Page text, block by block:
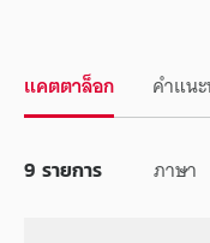
แคตตาล็อก คำแน
ภาษา
9 รายการ